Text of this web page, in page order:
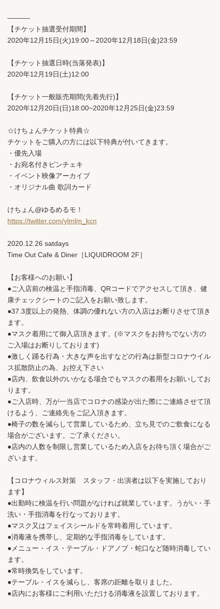
———-
【チケット抽選受付期間】
2020年12月15日(火)19:00～2020年12月18日(金)23:59
【チケット抽選日時(当落発表)】
2020年12月19日(土)12:00
【チケット一般販売期間(先着先行)】
2020年12月20日(日)18:00~2020年12月25日(金)23:59
☆けちょんチケット特典☆
チケットをご購入の方には以下特典が付いてきます。
・優先入場
・お宛名付きピンチェキ
・イベント映像アーカイブ
・オリジナル曲 歌詞カード
けちょん@ゆるめるモ！
https://twitter.com/ylmlm_kcn
2020.12.26 satdays
Time Out Cafe & Diner［LIQUIDROOM 2F］
【お客様へのお願い】
●ご入店前の検温と手指消毒、QRコードでアクセスして頂き、健
康チェックシートのご記入をお願い致します。
●37.3度以上の発熱、体調の優れない方の入店はお断りさせて頂き
ます。
●マスク着用にて御入店頂きます。(※マスクをお持ちでない方の
ご入場はお断りしております)
●激しく踊る行為・大きな声を出すなどの行為は新型コロナウイル
ス拡散防止の為、お控え下さい
●店内、飲食以外のいかなる場合でもマスクの着用をお願いしてお
ります。
●ご入店時、万が一当店でコロナの感染が出た際にご連絡させて頂
けるよう、ご連絡先をご記入頂きます。
●椅子の数を減らして営業しているため、立ち見でのご飲食になる
場合がございます。ご了承ください。
●店内の人数を制限し営業しているため入店をお待ち頂く場合がご
ざいます。
【コロナウィルス対策 スタッフ・出演者は以下を実施しており
ます】
●出勤時に検温を行い問題がなければ就業しています。うがい・手
洗い・手指消毒を行なっております。
●マスク又はフェイスシールドを常時着用しています。
●消毒液を携帯し、定期的な手指消毒をしています。
●メニュー・イス・テーブル・ドアノブ・蛇口など随時消毒してい
ます。
●常時換気をしています。
●テーブル・イスを減らし、客席の距離を取りました。
●店内にお客様にご利用いただける消毒液を設置しております。